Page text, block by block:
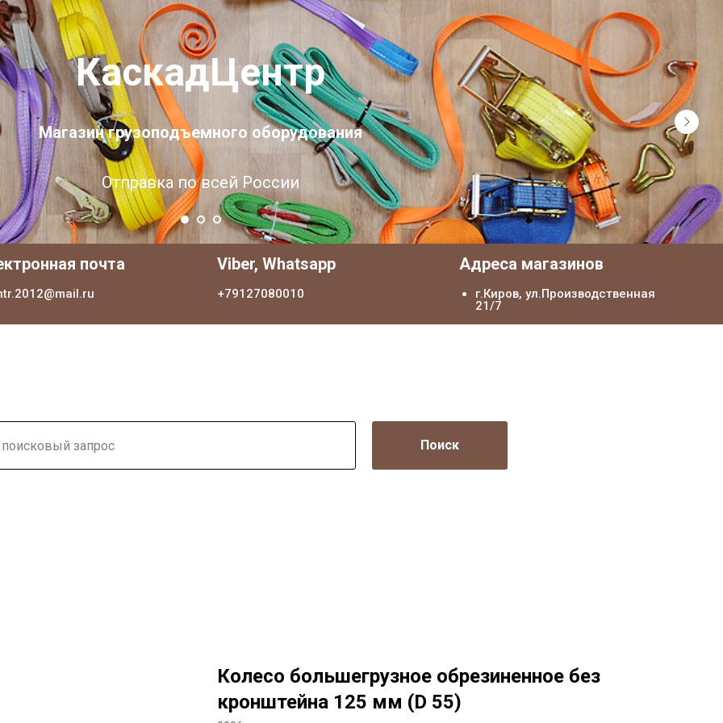
КаскадЦентр
Магазин грузоподъемного оборудования
Отправка по всей России
почта Viber, Whatsapp
+79127080010
Адреса магазинов
г.Киров, ул.Производственная
21/7
Поиск
Колесо большегрузное обрезиненное без
кронштейна 125 мм (D 55)